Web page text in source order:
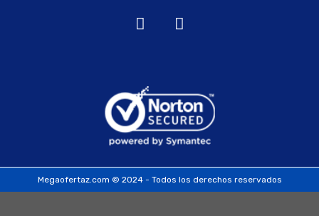
Megaofertaz.com © 2024 - Todos los derechos reservados